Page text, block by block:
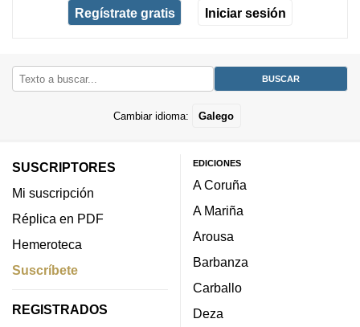
Regístrate gratis Iniciar sesión
Cambiar idioma: Galego
SUSCRIPTORES
Mi suscripción
Réplica en PDF
Hemeroteca
Suscríbete
REGISTRADOS
EDICIONES
A Coruña
A Mariña
Arousa
Barbanza
Carballo
Deza